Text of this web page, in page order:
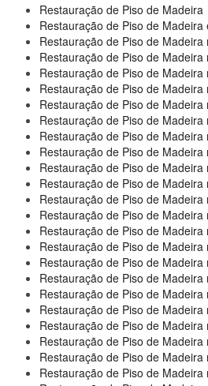
Restauração de Piso de Madeira
Restauração de Piso de Madeira
Restauração de Piso de Madeira
Restauração de Piso de Madeira
Restauração de Piso de
Restauração de Piso de
Restauração de Piso de
Restauração de Piso de Madeira
Restauração de Piso de
Restauração de Piso de
Restauração de Piso de Madeira
Restauração de Piso de Madeira
Restauração de Piso de Madeira
Restauração de Piso de Madeira
Restauração de Piso de Madeira
Restauração de Piso de Madeira
Restauração de Piso de Madeira
Restauração de Piso de Madeira
Restauração de Piso de Madeira
Restauração de Piso de Madeira
Restauração de Piso de Madeira
Restauração de Piso de Madeira
Restauração de Piso de Madeira
Restauração de Piso de Madeira